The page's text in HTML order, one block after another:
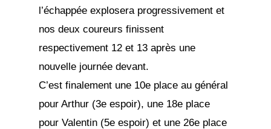
l’échappée explosera progressivement et
nos deux coureurs finissent
respectivement 12 et 13 après une
nouvelle journée devant.
C’est finalement une 10e place au général
pour Arthur (3e espoir), une 18e place
pour Valentin (5e espoir) et une 26e place